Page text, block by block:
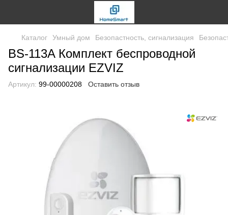
Каталог Умный дом Безопастность, сигнализация
BS-113A Комплект беспроводной
сигнализации EZVIZ
Артикул: 99-00000208 Оставить отзыв